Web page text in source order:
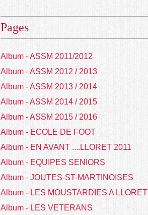
Pages
Album - ASSM 2011/2012
Album - ASSM 2012 / 2013
Album - ASSM 2013 / 2014
Album - ASSM 2014 / 2015
Album - ASSM 2015 / 2016
Album - ECOLE DE FOOT
Album - EN AVANT ....LLORET 2011
Album - EQUIPES SENIORS
Album - JOUTES-ST-MARTINOISES
Album - LES MOUSTARDIES A LLORET
Album - LES VETERANS